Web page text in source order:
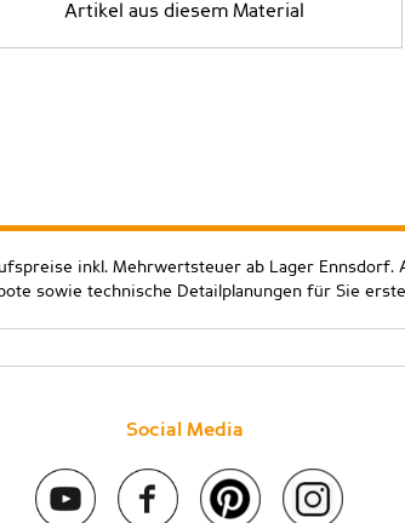
Artikel aus diesem Material
inkl. Mehrwertsteuer ab Lager Ennsdorf.
sowie technische Detailplanungen für Sie
Social Media